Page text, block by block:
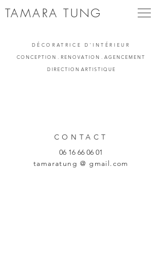
TAMARA TUNG
DÉCORATRICE D'INTÉRIEUR
C O N C E P T I O N . R E N O V A T I O N . A G E N C E M E N T
D I R E C T I O N A R T I S T I Q U E
CONTACT
06 16 66 06 01
tamaratung @ gmail.com